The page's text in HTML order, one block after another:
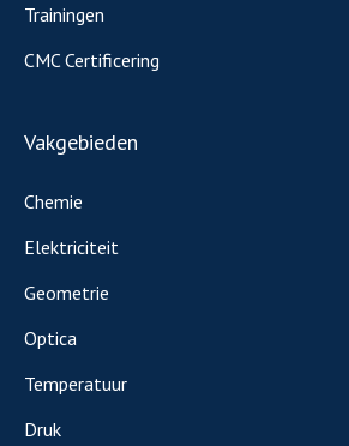
Trainingen
CMC Certificering
Vakgebieden
Chemie
Elektriciteit
Geometrie
Optica
Temperatuur
Druk